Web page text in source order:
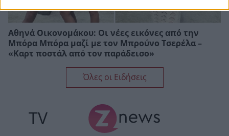
Αθηνά Οικονομάκου: Οι νέες εικόνες από την
Μπόρα Μπόρα μαζί με τον Μπρούνο Τσερέλα –
«Καρτ ποστάλ από τον παράδεισο»
Όλες οι Ειδήσεις
TV